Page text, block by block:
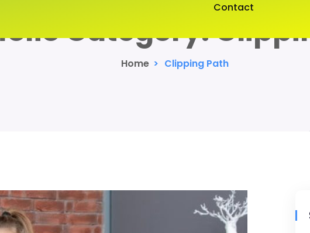
Contact
Category:
Home > Clipping Path